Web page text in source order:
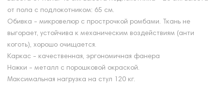
от пола с подлокотником: 65 см.
Обивка - микровелюр с прострочкой ромбами. Ткань не
выгорает, устойчива к механическим воздействиям (анти
коготь), хорошо очищается.
Каркас - качественная, эргономичная фанера
Ножки - металл с порошковой окраской.
Максимальная нагрузка на стул 120 кг.